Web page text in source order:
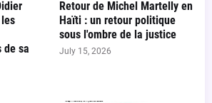
de sa
Retour de Michel Martelly en
Haïti : un retour politique
sous l'ombre de la justice
July 15, 2026